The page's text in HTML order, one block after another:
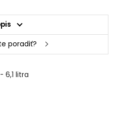
poradiť?
6,1 litra